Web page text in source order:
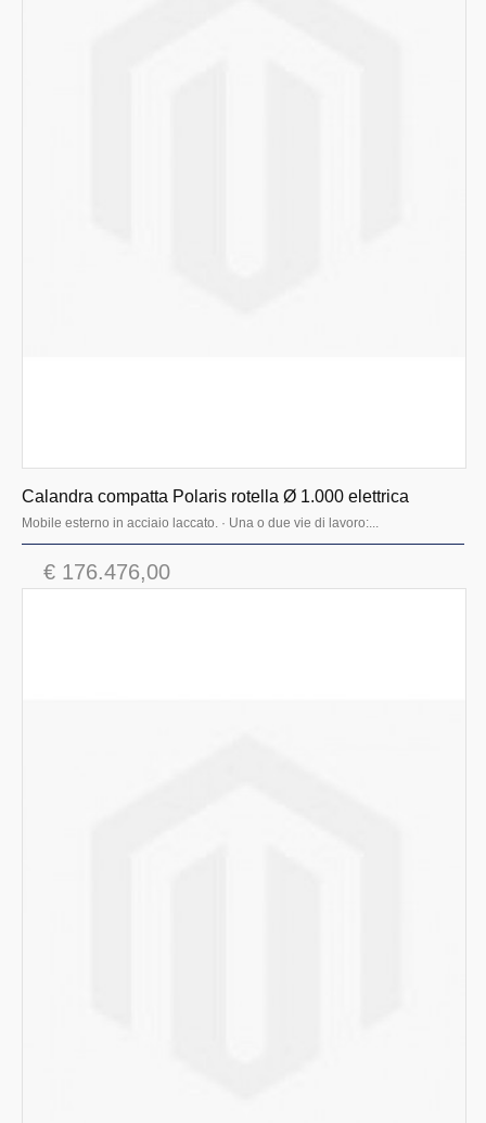
Calandra compatta Polaris rotella Ø 1.000 elettrica
Mobile esterno in acciaio laccato. · Una o due vie di lavoro:...
€ 176.476,00